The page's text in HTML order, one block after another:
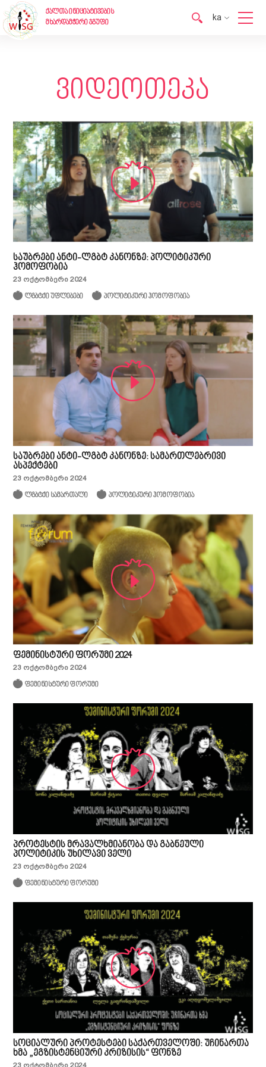
ქალთა ინიციატივების
მხარდამჭერი ჯგუფი
ka
ვიდეოთეკა
საუბრები ანტი-ლგბტ კანონზე: პოლიტიკური
ჰომოფობია
23 ოქტომბერი 2024
ლგბტქი უფლებები პოლიტიკური ჰომოფობია
საუბრები ანტი-ლგბტ კანონზე: სამართლებრივი
ასპექტები
23 ოქტომბერი 2024
ლგბტქი სამართალი პოლიტიკური ჰომოფობია
ფემინისტური ფორუმი 2024
23 ოქტომბერი 2024
ფემინისტური ფორუმი
პროტესტის მრავალხმიანობა და გაბნეული
პოლიტიკის უხილავი ველი
23 ოქტომბერი 2024
ფემინისტური ფორუმი
სოციალური პროტესტები საქართველოში: უჩინართა
ხმა „ეგზისტენციური კრიზისის“ ფონზე
23 ოქტომბერი 2024